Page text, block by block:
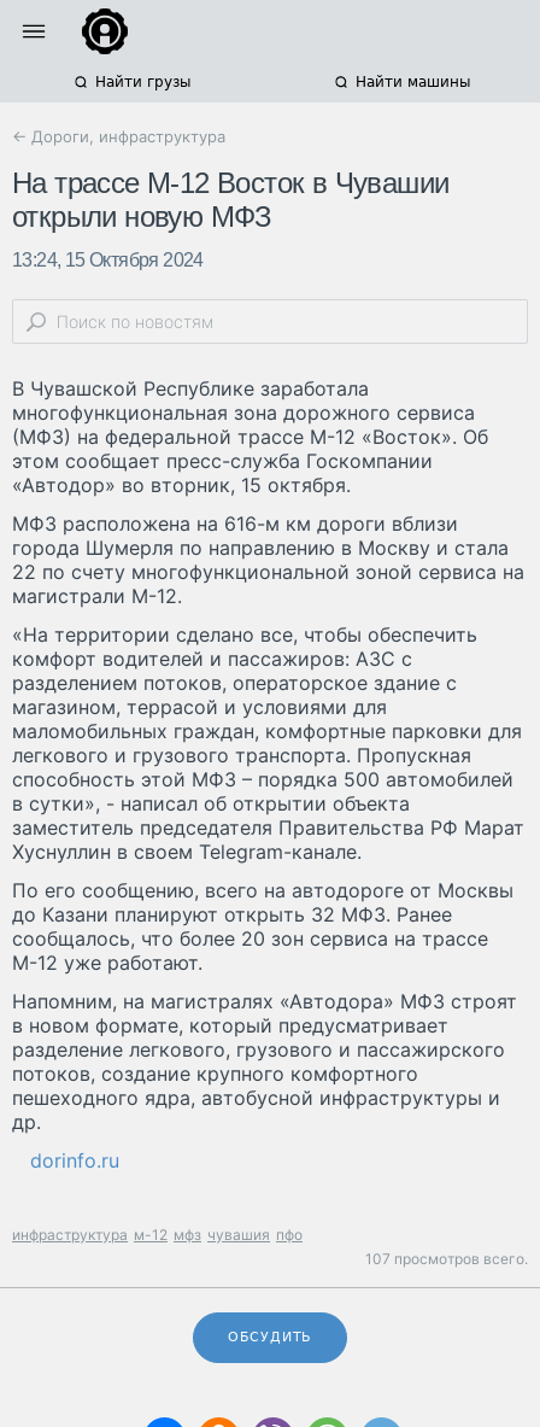
Найти грузы Найти машины
← Дороги, инфраструктура
На трассе М-12 Восток в Чувашии
открыли новую МФЗ
13:24, 15 Октября 2024
В Чувашской Республике заработала
многофункциональная зона дорожного сервиса
(МФЗ) на федеральной трассе М-12 «Восток». Об
этом сообщает пресс-служба Госкомпании
«Автодор» во вторник, 15 октября.
МФЗ расположена на 616-м км дороги вблизи
города Шумерля по направлению в Москву и стала
22 по счету многофункциональной зоной сервиса на
магистрали М-12.
«На территории сделано все, чтобы обеспечить
комфорт водителей и пассажиров: АЗС с
разделением потоков, операторское здание с
магазином, террасой и условиями для
маломобильных граждан, комфортные парковки для
легкового и грузового транспорта. Пропускная
способность этой МФЗ – порядка 500 автомобилей
в сутки», - написал об открытии объекта
заместитель председателя Правительства РФ Марат
Хуснуллин в своем Telegram-канале.
По его сообщению, всего на автодороге от Москвы
до Казани планируют открыть 32 МФЗ. Ранее
сообщалось, что более 20 зон сервиса на трассе
М-12 уже работают.
Напомним, на магистралях «Автодора» МФЗ строят
в новом формате, который предусматривает
разделение легкового, грузового и пассажирского
потоков, создание крупного комфортного
пешеходного ядра, автобусной инфраструктуры и
др.
dorinfo.ru
инфраструктура м-12 мфз чувашия пфо
107 просмотров всего.
ОБСУДИТЬ